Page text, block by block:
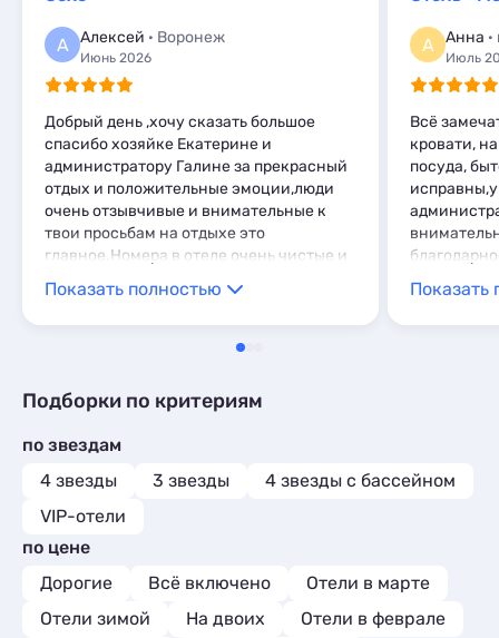
Комнаты 1
Мини-отели
А Алексей · Воронеж
Июнь 2026
Добрый день ,хочу сказать большое
спасибо хозяйке Екатерине и
администратору Галине за прекрасный
отдых и положительные эмоции,люди
очень отзывчивые и внимательные к
твои просьбам на отдыхе это
главное.Номера в отеле очень чистые и
ухоженные,что также говорит о
внимательности хозяйки и
администратора к отдыхающим ,мебель
качественная, кровати широкие с
отдых еще более приятным. Отель
расположен на небольшом расстоянии
можно с открытым балконом и слышать
шум моря, а не отдыхающих.Перед
можно ужинать с вином и смотреть на
море,пляж в шаговой доступности со
отдыхаем в этом отеле каждый год и
всегда с отдыха привозим только
Показать полностью
А Анна
Июль
Всё
кровати,
посуда,
на
Пляж в
магазин
Показать
Подборки по критериям
по звездам
4 звезды
3 звезды
4 звезды с бассейном
VIP-отели
по цене
Дорогие
Всё включено
Отели в марте
Отели зимой
На двоих
Отели в феврале